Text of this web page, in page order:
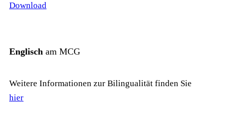
Download
Englisch am MCG
Weitere Informationen zur Bilingualität finden Sie
hier